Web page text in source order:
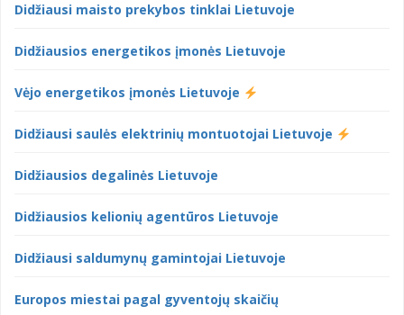
Didžiausi maisto prekybos tinklai Lietuvoje
Didžiausios energetikos įmonės Lietuvoje
Vėjo energetikos įmonės Lietuvoje
Didžiausi saulės elektrinių montuotojai Lietuvoje
Didžiausios degalinės Lietuvoje
Didžiausios kelionių agentūros Lietuvoje
Didžiausi saldumynų gamintojai Lietuvoje
Europos miestai pagal gyventojų skaičių